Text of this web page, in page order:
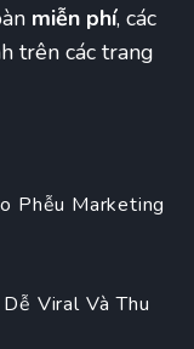
miễn phí, các
trên các trang
Phễu Marketing
Viral Và Thu